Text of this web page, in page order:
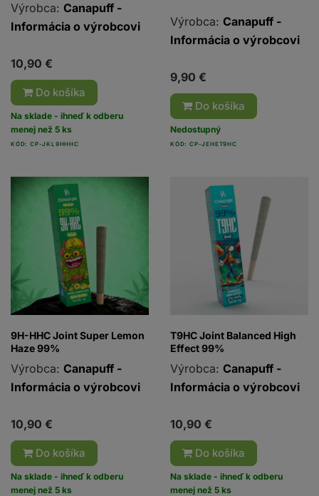
KÓD: CP-JKL9HHHC
Výrobca: Canapuff -
Informácia o výrobcovi
10,90 €
Do košíka
Na sklade - ihneď k odberu
menej než 5 ks
KÓD: CP-JEHET9HC
Výrobca: Canapuff -
Informácia o výrobcovi
9,90 €
Do košíka
Nedostupný
9H-HHC Joint Super Lemon
Haze 99%
Výrobca: Canapuff -
Informácia o výrobcovi
10,90 €
Do košíka
Na sklade - ihneď k odberu
menej než 5 ks
T9HC Joint Balanced High
Effect 99%
Výrobca: Canapuff -
Informácia o výrobcovi
10,90 €
Do košíka
Na sklade - ihneď k odberu
menej než 5 ks